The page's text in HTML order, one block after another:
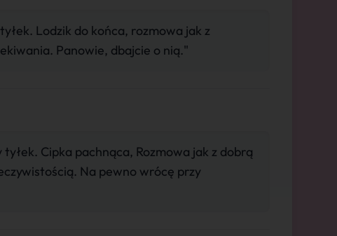
Lodzik do końca, rozmowa jak z
Panowie, dbajcie o nią."
Cipka pachnąca, Rozmowa jak z dobrą
Na pewno wrócę przy